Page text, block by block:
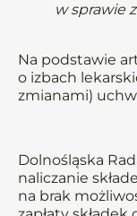
w sprawie
Na podstawie
o izbach
zmianami)
Dolnośląska
naliczanie
na brak